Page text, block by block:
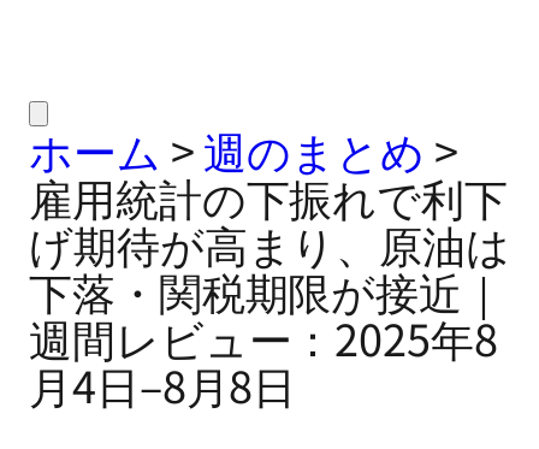
ホーム >週のまとめ >
雇用統計の下振れで利下
げ期待が高まり、原油は
下落・関税期限が接近｜
週間レビュー：2025年8
月4日–8月8日